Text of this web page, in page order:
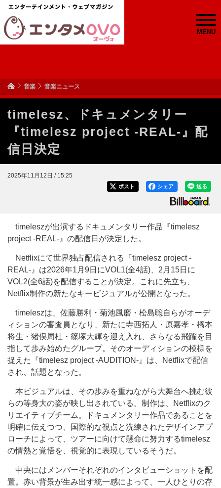
MENU
音楽 音楽ニュース
timelesz、ドキュメンタリー
『timelesz project -REAL-』配
信日決定
2025年11月12日 / 15:25
送る
シェア
ポスト
timeleszが出演するドキュメンタリー作品『timelesz
project -REAL-』の配信日が決定した。
Netflixにて世界独占配信される『timelesz project -
REAL-』は2026年1月9日にVOL1(全4話)、2月15日に
VOL2(全6話)を配信することが決定。これに先立ち、
Netflix制作の新たなキービジュアルが公開となった。
timeleszは、佐藤勝利・菊池風磨・松島聡自らがオーデ
ィションの審査員となり、新たに寺西拓人・原嘉孝・橋本
将生・猪俣周杜・篠塚大輝を迎え入れ、さらなる飛躍を目
指して歩み始めたグループ。そのオーディションの模様を
捉えた『timelesz project -AUDITION-』は、Netflixで配信
され、話題となった。
本ビジュアルは、その歩みを重ねながら大舞台へ挑む彼
らの等身大の姿が映し出されている。制作は、Netflixのク
リエイティブチーム。ドキュメンタリー作品であることを
明確に伝えつつ、国際的な視点と洗練されたデザインアプ
ローチによって、ツアーに向けて懸命に努力するtimelesz
の情熱と覚悟を、視覚的に表現しているそうだ。
中央にはメンバーそれぞれのインタビューショットを配
置。赤い背景が生み出す統一感によって、一人ひとりの存